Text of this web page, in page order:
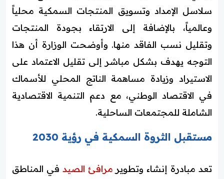
سلاسل الإمداد وتسويق المنتجات السمكية محلياً
وعالمياً، بالإضافة إلى الارتقاء بجودة المنتجات
وتقليل نسب الفاقد منها. وأوضحت الوزارة أن هذا
التوجه يهدف بشكل مباشر إلى تقليل الاعتماد على
الاستيراد وزيادة مساهمة الناتج المحلي للأسماك
في الاقتصاد الوطني، مع دعم التنمية الاقتصادية
الشاملة للمجتمعات الساحلية.
مستقبل الثروة السمكية في رؤية 2030
تعد مبادرة إنشاء وتطوير مرافئ الصيد في المناطق